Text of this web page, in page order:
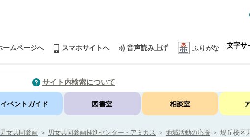
ームページへ スマホサイトへ 音声読み上げ ふりがな 文字サ
サイト内検索について
イベントガイド 図書室 相談室
男女共同参画 ＞ 男女共同参画推進センター・アミカス ＞ 地域活動の応援 ＞ 堤丘校区